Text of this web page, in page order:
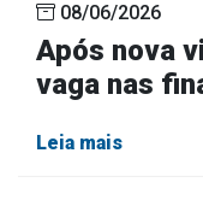
08/06/2026
Após nova
vaga nas
Leia mais